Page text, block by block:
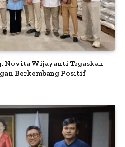
Novita Wijayanti Tegaskan
Berkembang Positif